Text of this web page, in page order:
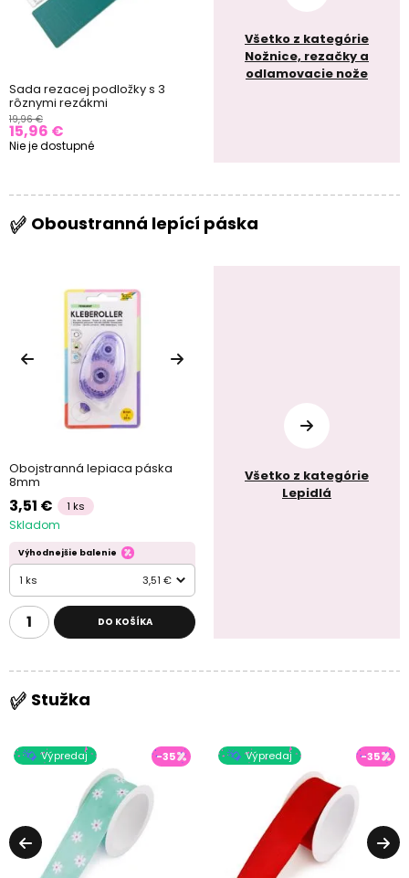
Sada rezacej podložky s 3
rôznymi rezákmi
19,96 €
15,96 €
Nie je dostupné
Všetko z kategórie
Nožnice, rezačky a
odlamovacie nože
Oboustranná lepící páska
Obojstranná lepiaca páska
8mm
3,51 € 1 ks
Skladom
Výhodnejšie balenie
1 ks 3,51 €
DO KOŠÍKA
Všetko z kategórie
Lepidlá
Stužka
Výpredaj -35 Výpredaj -35